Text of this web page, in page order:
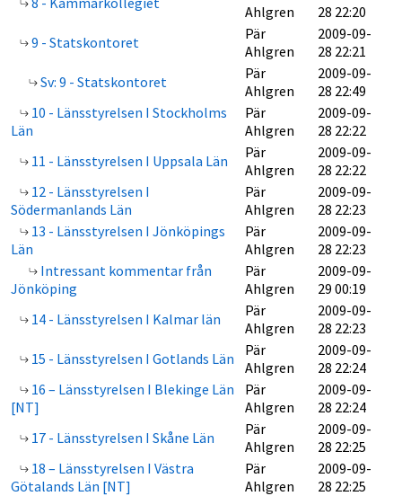
Ahlgren
28 22:20
9 - Statskontoret
Pär
Ahlgren
2009-09-
28 22:21
Sv: 9 - Statskontoret
Pär
Ahlgren
2009-09-
28 22:49
10 - Länsstyrelsen I Stockholms
Län
Pär
Ahlgren
2009-09-
28 22:22
11 - Länsstyrelsen I Uppsala Län
Pär
Ahlgren
2009-09-
28 22:22
12 - Länsstyrelsen I
Södermanlands Län
Pär
Ahlgren
2009-09-
28 22:23
13 - Länsstyrelsen I Jönköpings
Län
Pär
Ahlgren
2009-09-
28 22:23
Intressant kommentar från
Jönköping
Pär
Ahlgren
2009-09-
29 00:19
14 - Länsstyrelsen I Kalmar län
Pär
Ahlgren
2009-09-
28 22:23
15 - Länsstyrelsen I Gotlands Län
Pär
Ahlgren
2009-09-
28 22:24
16 – Länsstyrelsen I Blekinge Län
[NT]
Pär
Ahlgren
2009-09-
28 22:24
17 - Länsstyrelsen I Skåne Län
Pär
Ahlgren
2009-09-
28 22:25
18 – Länsstyrelsen I Västra
Götalands Län [NT]
Pär
Ahlgren
2009-09-
28 22:25